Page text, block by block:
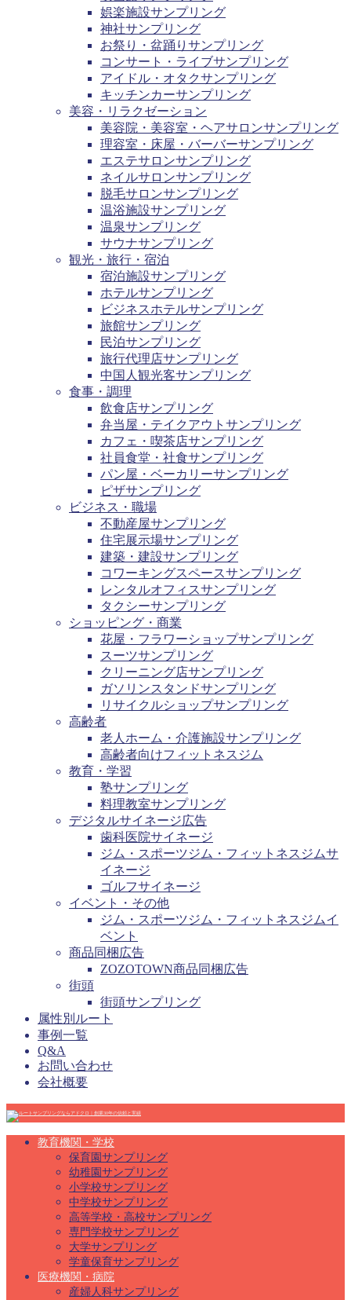
娯楽施設サンプリング
神社サンプリング
お祭り・盆踊りサンプリング
コンサート・ライブサンプリング
アイドル・オタクサンプリング
キッチンカーサンプリング
美容・リラクゼーション
美容院・美容室・ヘアサロンサンプリング
理容室・床屋・バーバーサンプリング
エステサロンサンプリング
ネイルサロンサンプリング
脱毛サロンサンプリング
温浴施設サンプリング
温泉サンプリング
サウナサンプリング
観光・旅行・宿泊
宿泊施設サンプリング
ホテルサンプリング
ビジネスホテルサンプリング
旅館サンプリング
民泊サンプリング
旅行代理店サンプリング
中国人観光客サンプリング
食事・調理
飲食店サンプリング
弁当屋・テイクアウトサンプリング
カフェ・喫茶店サンプリング
社員食堂・社食サンプリング
パン屋・ベーカリーサンプリング
ピザサンプリング
ビジネス・職場
不動産屋サンプリング
住宅展示場サンプリング
建築・建設サンプリング
コワーキングスペースサンプリング
レンタルオフィスサンプリング
タクシーサンプリング
ショッピング・商業
花屋・フラワーショップサンプリング
スーツサンプリング
クリーニング店サンプリング
ガソリンスタンドサンプリング
リサイクルショップサンプリング
高齢者
老人ホーム・介護施設サンプリング
高齢者向けフィットネスジム
教育・学習
塾サンプリング
料理教室サンプリング
デジタルサイネージ広告
歯科医院サイネージ
ジム・スポーツジム・フィットネスジムサ
イネージ
ゴルフサイネージ
イベント・その他
ジム・スポーツジム・フィットネスジムイ
ベント
商品同梱広告
ZOZOTOWN商品同梱広告
街頭
街頭サンプリング
属性別ルート
事例一覧
Q&A
お問い合わせ
会社概要
教育機関・学校
保育園サンプリング
幼稚園サンプリング
小学校サンプリング
中学校サンプリング
高等学校・高校サンプリング
専門学校サンプリング
大学サンプリング
学童保育サンプリング
医療機関・病院
産婦人科サンプリング